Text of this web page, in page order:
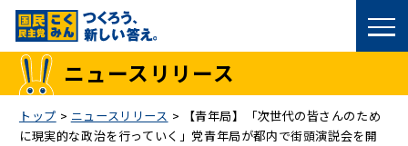
国民民主党トップ
ニュースリリース
トップ > ニュースリリース >
【青年局】「次世代の皆さんのため
に現実的な政治を行っていく」党青年局が都内で街頭演説会を開